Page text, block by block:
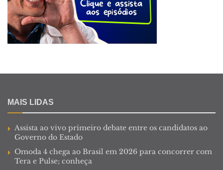
MAIS LIDAS
Assista ao vivo primeiro debate entre os candidatos ao
Governo do Estado
Omoda 4 chega ao Brasil em 2026 para concorrer com
Tera e Pulse; conheça